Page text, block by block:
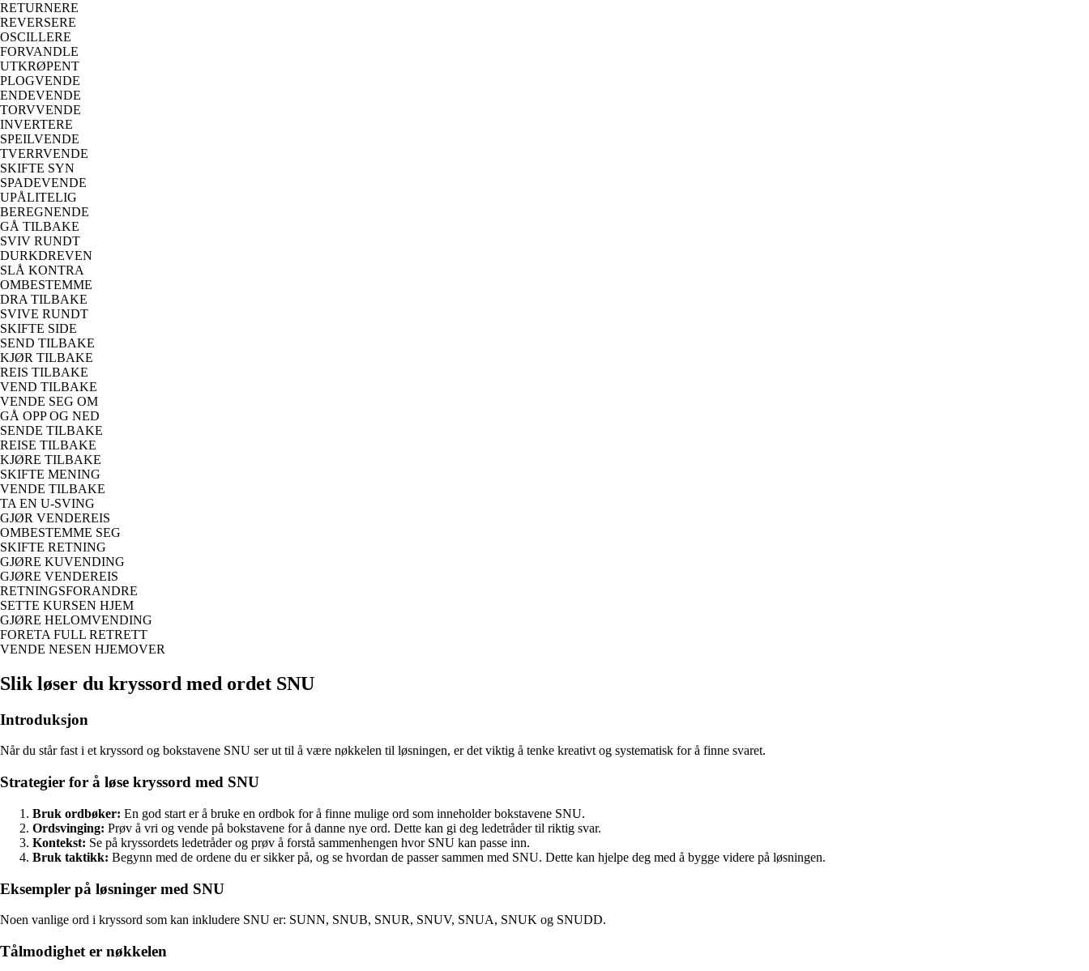
RETURNERE
REVERSERE
OSCILLERE
FORVANDLE
UTKRØPENT
PLOGVENDE
ENDEVENDE
TORVVENDE
INVERTERE
SPEILVENDE
TVERRVENDE
SKIFTE SYN
SPADEVENDE
UPÅLITELIG
BEREGNENDE
GÅ TILBAKE
SVIV RUNDT
DURKDREVEN
SLÅ KONTRA
OMBESTEMME
DRA TILBAKE
SVIVE RUNDT
SKIFTE SIDE
SEND TILBAKE
KJØR TILBAKE
REIS TILBAKE
VEND TILBAKE
VENDE SEG OM
GÅ OPP OG NED
SENDE TILBAKE
REISE TILBAKE
KJØRE TILBAKE
SKIFTE MENING
VENDE TILBAKE
TA EN U-SVING
GJØR VENDEREIS
OMBESTEMME SEG
SKIFTE RETNING
GJØRE KUVENDING
GJØRE VENDEREIS
RETNINGSFORANDRE
SETTE KURSEN HJEM
GJØRE HELOMVENDING
FORETA FULL RETRETT
VENDE NESEN HJEMOVER
Slik løser du kryssord med ordet SNU
Introduksjon
Når du står fast i et kryssord og bokstavene SNU ser ut til å være nøkkelen til løsningen, er det viktig å tenke kreativt og systematisk for å finne svaret.
Strategier for å løse kryssord med SNU
Bruk ordbøker: En god start er å bruke en ordbok for å finne mulige ord som inneholder bokstavene SNU.
Ordsvinging: Prøv å vri og vende på bokstavene for å danne nye ord. Dette kan gi deg ledetråder til riktig svar.
Kontekst: Se på kryssordets ledetråder og prøv å forstå sammenhengen hvor SNU kan passe inn.
Bruk taktikk: Begynn med de ordene du er sikker på, og se hvordan de passer sammen med SNU. Dette kan hjelpe deg med å bygge videre på løsningen.
Eksempler på løsninger med SNU
Noen vanlige ord i kryssord som kan inkludere SNU er: SUNN, SNUB, SNUR, SNUV, SNUA, SNUK og SNUDD.
Tålmodighet er nøkkelen